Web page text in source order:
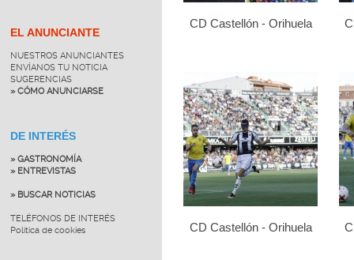
EL ANUNCIANTE
NUESTROS ANUNCIANTES
ENVÍANOS TU NOTICIA
SUGERENCIAS
» CÓMO ANUNCIARSE
DE INTERÉS
» GASTRONOMÍA
» ENTREVISTAS
» BUSCAR NOTICIAS
TELÉFONOS DE INTERÉS
Política de cookies
CD Castellón - Orihuela
CD Castellón - Orihuela